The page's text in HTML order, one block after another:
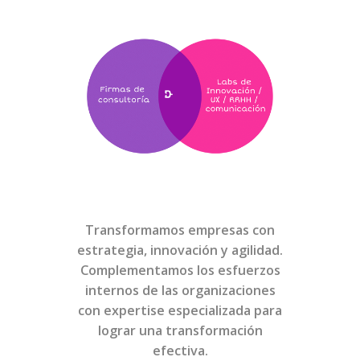
Transformamos empresas con
estrategia, innovación y agilidad.
Complementamos los esfuerzos
internos de las organizaciones
con expertise especializada para
lograr una transformación
efectiva.